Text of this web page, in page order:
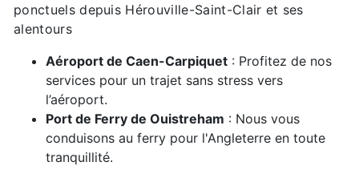
ponctuels depuis Hérouville-Saint-Clair et ses
alentours
Aéroport de Caen-Carpiquet : Profitez de nos
services pour un trajet sans stress vers
l’aéroport.
Port de Ferry de Ouistreham : Nous vous
conduisons au ferry pour l'Angleterre en toute
tranquillité.